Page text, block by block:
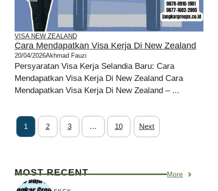
VISA NEW ZEALAND
Cara Mendapatkan Visa Kerja Di New Zealand
20/04/2026Akhmad Fauzi
Persyaratan Visa Kerja Selandia Baru: Cara
Mendapatkan Visa Kerja Di New Zealand Cara
Mendapatkan Visa Kerja Di New Zealand – ...
1 2 3 … 10 Next
MOST RECENT More